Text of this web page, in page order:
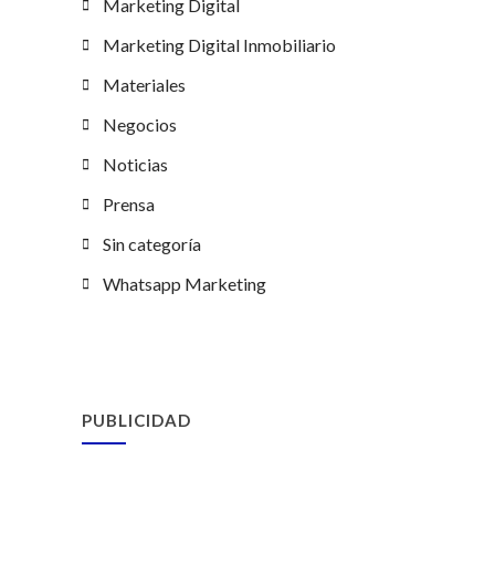
Marketing Digital
Marketing Digital Inmobiliario
Materiales
Negocios
Noticias
Prensa
Sin categoría
Whatsapp Marketing
PUBLICIDAD